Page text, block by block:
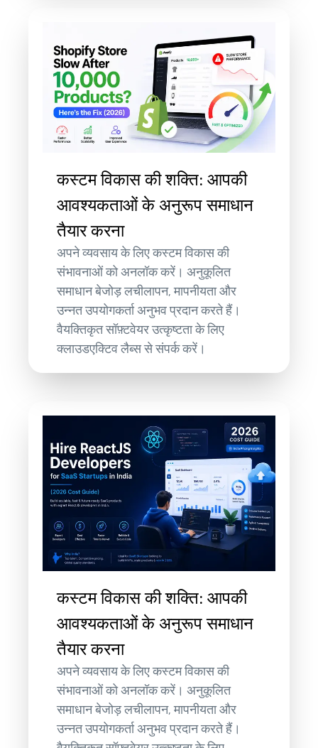
कस्टम विकास की शक्ति: आपकी
आवश्यकताओं के अनुरूप समाधान
तैयार करना
अपने व्यवसाय के लिए कस्टम विकास की
संभावनाओं को अनलॉक करें। अनुकूलित
समाधान बेजोड़ लचीलापन, मापनीयता और
उन्नत उपयोगकर्ता अनुभव प्रदान करते हैं।
वैयक्तिकृत सॉफ़्टवेयर उत्कृष्टता के लिए
क्लाउडएक्टिव लैब्स से संपर्क करें।
कस्टम विकास की शक्ति: आपकी
आवश्यकताओं के अनुरूप समाधान
तैयार करना
अपने व्यवसाय के लिए कस्टम विकास की
संभावनाओं को अनलॉक करें। अनुकूलित
समाधान बेजोड़ लचीलापन, मापनीयता और
उन्नत उपयोगकर्ता अनुभव प्रदान करते हैं।